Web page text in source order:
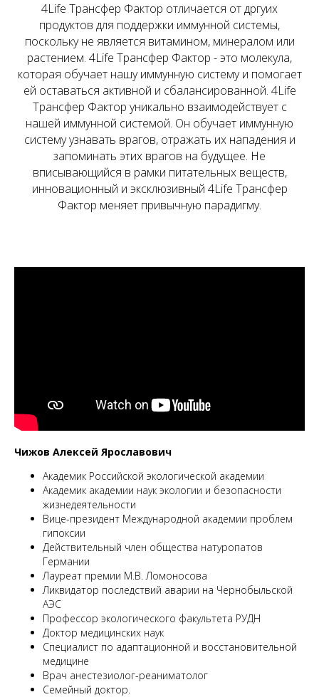
4Life Трансфер Фактор отличается от дргуих
продуктов для поддержки иммунной системы,
поскольку не является витамином, минералом или
растением. 4Life Трансфер Фактор - это молекула,
которая обучает нашу иммунную систему и помогает
ей оставаться активной и сбалансированной. 4Life
Трансфер Фактор уникально взаимодействует с
нашей иммунной системой. Он обучает иммунную
систему узнавать врагов, отражать их нападения и
запоминать этих врагов на будущее. Не
вписывающийся в рамки питательных веществ,
инновационный и эксклюзивный 4Life Трансфер
Фактор меняет привычную парадигму.
Чижов Алексей Ярославович
Академик Российской экологической академии
Академик академии наук экологии и безопасности
жизнедеятельности
Вице-президент Международной академии проблем
гипоксии
Действительный член общества натуропатов
Германии
Лауреат премии М.В. Ломоносова
Ликвидатор последствий аварии на Чернобыльской
АЭС
Профессор экологического факультета РУДН
Доктор медицинских наук
Специалист по адаптационной и восстановительной
медицине
Врач анестезиолог-реаниматолог
Семейный доктор.